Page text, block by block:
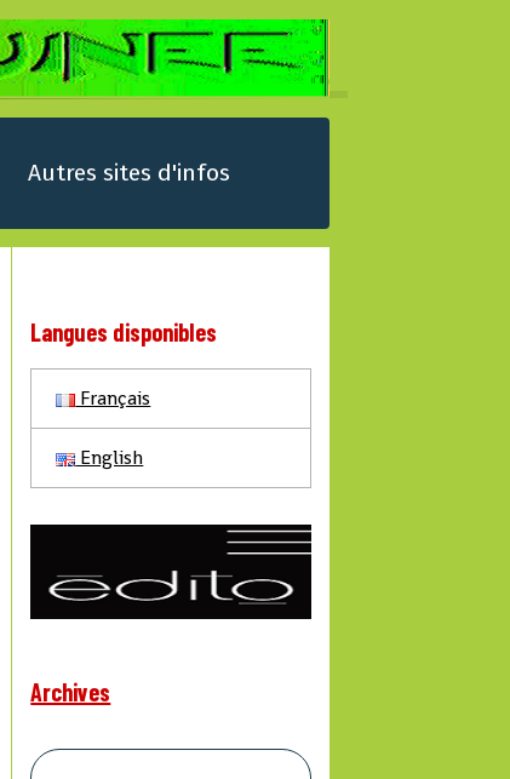
Autres sites d'infos
Langues disponibles
Français
English
Archives